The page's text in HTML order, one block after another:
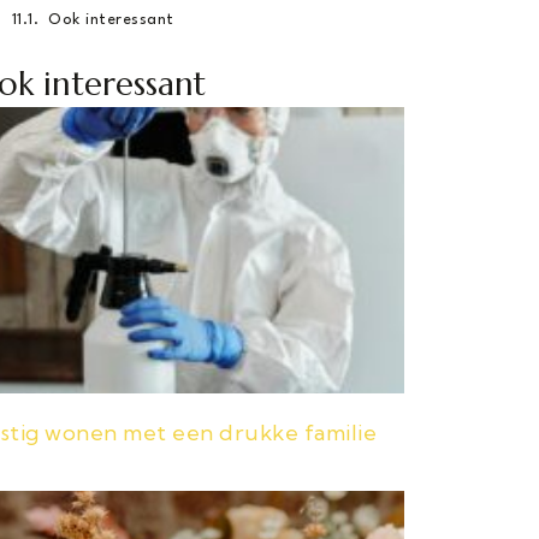
Ook interessant
interessant
wonen met een drukke familie